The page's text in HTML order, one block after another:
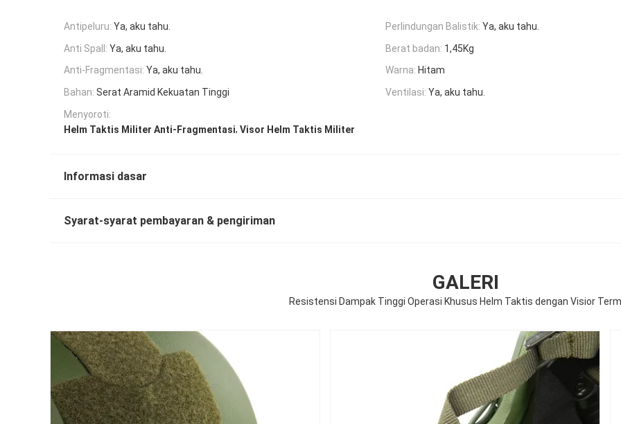
Antipeluru: Ya, aku tahu. Perlindungan Balistik: Ya, aku tahu.
Anti Spall: Ya, aku tahu. Berat badan: 1,45Kg
Anti-Fragmentasi: Ya, aku tahu. Warna: Hitam
Bahan: Serat Aramid Kekuatan Tinggi Ventilasi: Ya, aku tahu.
Menyoroti:
Helm Taktis Militer Anti-Fragmentasi, Visor Helm Taktis Militer
Informasi dasar
Syarat-syarat pembayaran & pengiriman
GALERI
Resistensi Dampak Tinggi Operasi Khusus Helm Taktis dengan Visior